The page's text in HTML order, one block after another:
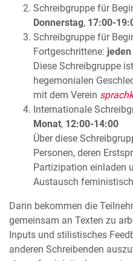
Schreibgruppe für
Donnerstag, 17:00-
Schreibgruppe für
Fortgeschrittene:
Diese Schreibgruppe
hegemonialen
mit dem Verein
Internationale
Monat, 12:00-14:00
Über diese
Personen, deren
Partizipation einladen
Austausch
Darin bekommen die
gemeinsam an Texten zu
Inputs und stilistisches
anderen Schreibenden